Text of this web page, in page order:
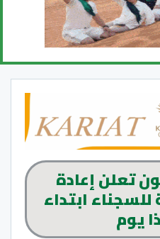
تعلن إعادة
للسجناء ابتداء
يوم